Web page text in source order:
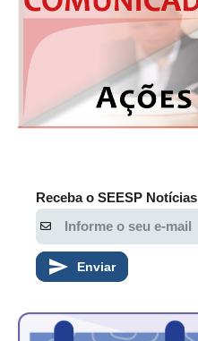
JORNAL DO ENGENHEIRO
AGENDA
SEESP NOTÍCIAS
NOTÍCIAS NO WHATSAPP
PUBLICIDADE
MANUAL DE REDAÇÃO
CONTATO
Receba o SEESP Notícias
Enviar